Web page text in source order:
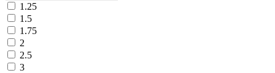
1.25
1.5
1.75
2
2.5
3